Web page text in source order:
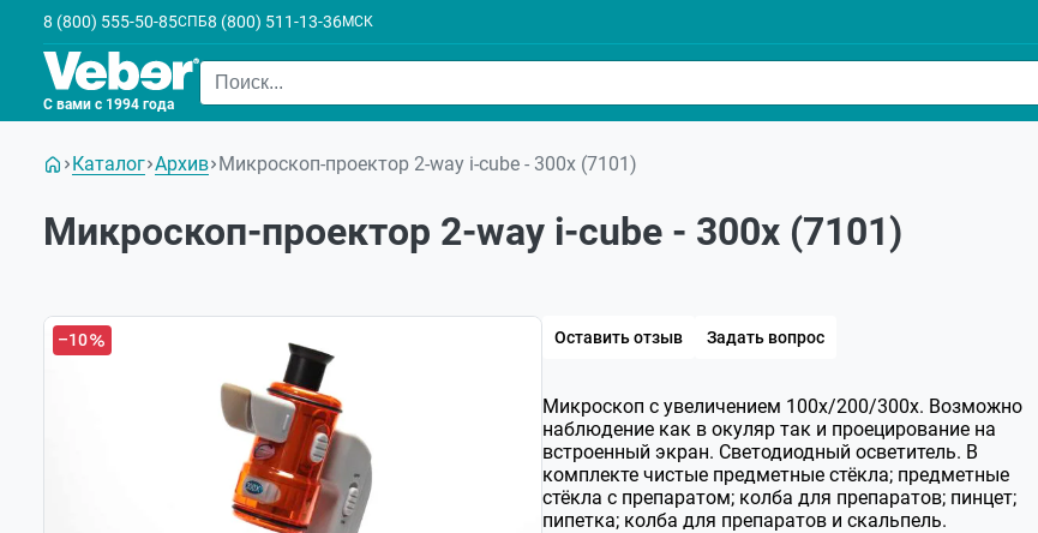
8 (800) 555-50-85СПБ8 (800) 511-13-36МСК
С вами с 1994 года
Каталог Архив Микроскоп-проектор 2-way i-cube - 300х (7101)
Микроскоп-проектор 2-way i-cube - 300х (7101)
–10 Оставить отзыв Задать вопрос
Микроскоп с увеличением 100х/200/300х. Возможно
наблюдение как в окуляр так и проецирование на
встроенный экран. Светодиодный осветитель. В
комплекте чистые предметные стёкла; предметные
стёкла с препаратом; колба для препаратов; пинцет;
пипетка; колба для препаратов и скальпель.